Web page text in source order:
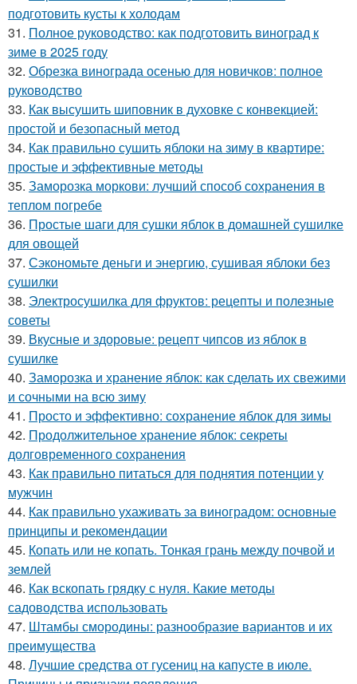
подготовить кусты к холодам
31. Полное руководство: как подготовить виноград к
зиме в 2025 году
32. Обрезка винограда осенью для новичков: полное
руководство
33. Как высушить шиповник в духовке с конвекцией:
простой и безопасный метод
34. Как правильно сушить яблоки на зиму в квартире:
простые и эффективные методы
35. Заморозка моркови: лучший способ сохранения в
теплом погребе
36. Простые шаги для сушки яблок в домашней сушилке
для овощей
37. Сэкономьте деньги и энергию, сушивая яблоки без
сушилки
38. Электросушилка для фруктов: рецепты и полезные
советы
39. Вкусные и здоровые: рецепт чипсов из яблок в
сушилке
40. Заморозка и хранение яблок: как сделать их свежими
и сочными на всю зиму
41. Просто и эффективно: сохранение яблок для зимы
42. Продолжительное хранение яблок: секреты
долговременного сохранения
43. Как правильно питаться для поднятия потенции у
мужчин
44. Как правильно ухаживать за виноградом: основные
принципы и рекомендации
45. Копать или не копать. Тонкая грань между почвой и
землей
46. Как вскопать грядку с нуля. Какие методы
садоводства использовать
47. Штамбы смородины: разнообразие вариантов и их
преимущества
48. Лучшие средства от гусениц на капусте в июле.